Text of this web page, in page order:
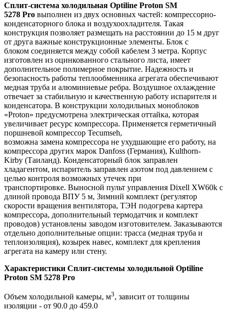
Сплит-система холодильная Optiline Proton SM
5278 Pro выполнен из двух основных частей: компрессорно-
конденсаторного блока и воздухоохладителя. Такая
конструкция позволяет размещать на расстоянии до 15 м друг
от друга важные конструкционные элементы. Блок с
блоком соединяется между собой кабелем 3 метра. Корпус
изготовлен из оцинкованного стального листа, имеет
дополнительное полимерное покрытие. Надежность и
безопасность работы теплообменника агрегата обеспечивают
медная труба и алюминиевые ребра. Воздушное охлаждение
отвечает за стабильную и качественную работу испарителя и
конденсатора. В конструкции холодильных моноблоков
«Proton» предусмотрена электрическая оттайка, которая
увеличивает ресурс компрессора. Применяется герметичный
поршневой компрессор Tecumseh,
возможна замена компрессора не ухудшающие его работу, на
компрессора других марок Danfoss (Германия), Kulthorn-
Kirby (Таиланд). Конденсаторный блок заправлен
хладагентом, испаритель заправлен азотом под давлением с
целью контроля возможных утечек при
транспортировке. Выносной пульт управления Dixell XW60k с
длиной провода ВПУ 5 м, Зимний комплект (регулятор
скорости вращения вентилятора, ТЭН подогрева картера
компрессора, дополнительный термодатчик и комплект
проводов) установлены заводом изготовителем. Заказываются
отдельно дополнительные опции: трасса (медная труба и
теплоизоляция), козырек навес, комплект для крепления
агрегата на камеру или стену.
Характеристики Сплит-системы холодильной Optiline
Proton SM 5278 Pro
Объем холодильной камеры, м3, зависит от толщины
изоляции - от 90.0 до 459.0